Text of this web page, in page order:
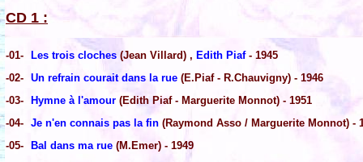
CD 1 :
-01- Les trois cloches (Jean Villard) , Edith Piaf- 1945
-02- Un refrain courait dans la rue (E.Piaf - R.Chauvigny) - 1946
-03- Hymne à l'amour (Edith Piaf - Marguerite Monnot) - 1951
-04- Je n'en connais pas la fin (Raymond Asso / Marguerite Monnot) -
-05- Bal dans ma rue (M.Emer) - 1949